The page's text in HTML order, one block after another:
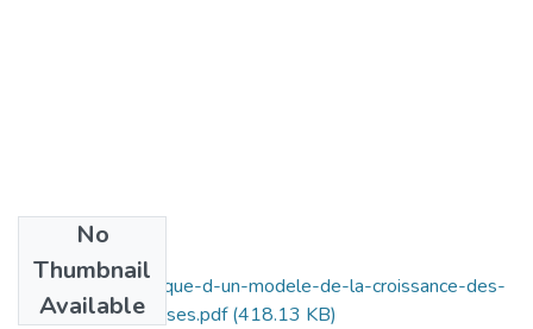
No
Thumbnail
Available
etude-mathematique-d-un-modele-de-la-croissance-des-
tumeurs-cancereuses.pdf(418.13 KB)